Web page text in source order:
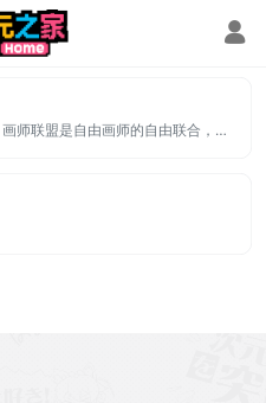
画盟网是画师联盟的官方网站，画师联盟是自由画师的自由联合，创建于2014年，现已有10万+画师，致力于为画师打造一个交流学习与实现更大价值的平台，欢迎加入联盟！联盟官网有群号汇总~